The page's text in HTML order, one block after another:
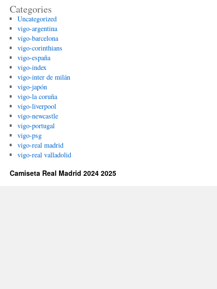
Categories
Uncategorized
vigo-argentina
vigo-barcelona
vigo-corinthians
vigo-españa
vigo-index
vigo-inter de milán
vigo-japón
vigo-la coruña
vigo-liverpool
vigo-newcastle
vigo-portugal
vigo-psg
vigo-real madrid
vigo-real valladolid
Camiseta Real Madrid 2024 2025